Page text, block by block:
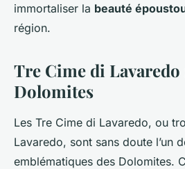
immortaliser la beauté
région.
Tre Cime di Lavaredo
Dolomites
Les Tre Cime di Lavaredo, ou
Lavaredo, sont sans doute l’un
emblématiques des Dolomites.